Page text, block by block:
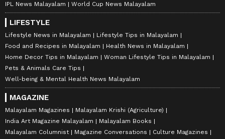
IPL News Malayalam
World Cup News Malayalam
LIFESTYLE
Lifestyle News in Malayalam
Lifestyle Tips in Malayalam
Food and Recipes in Malayalam
Health News in Malayalam
Home Decor Tips in Malayalam
Woman Lifestyle Tips in Malayalam
Pets & Animals Care Tips
Well-being & Mental Health News Malayalam
MAGAZINE
Malayalam Magazines
Malayalam Krishi (Agriculture)
India Art Magazine Malayalam
Malayalam Books
Malayalam Columnist
Magazine Conversations
Culture Magazines